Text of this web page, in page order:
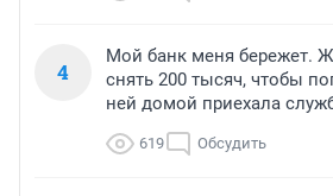
4
Мой банк меня бережет.
снять 200 тысяч, чтобы
ней домой приехала
619 Обсудить